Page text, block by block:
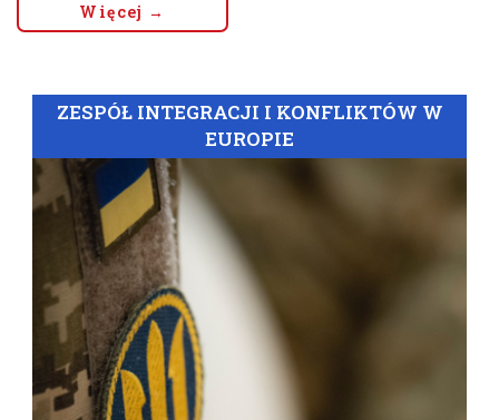
Więcej →
ZESPÓŁ INTEGRACJI I KONFLIKTÓW W
EUROPIE